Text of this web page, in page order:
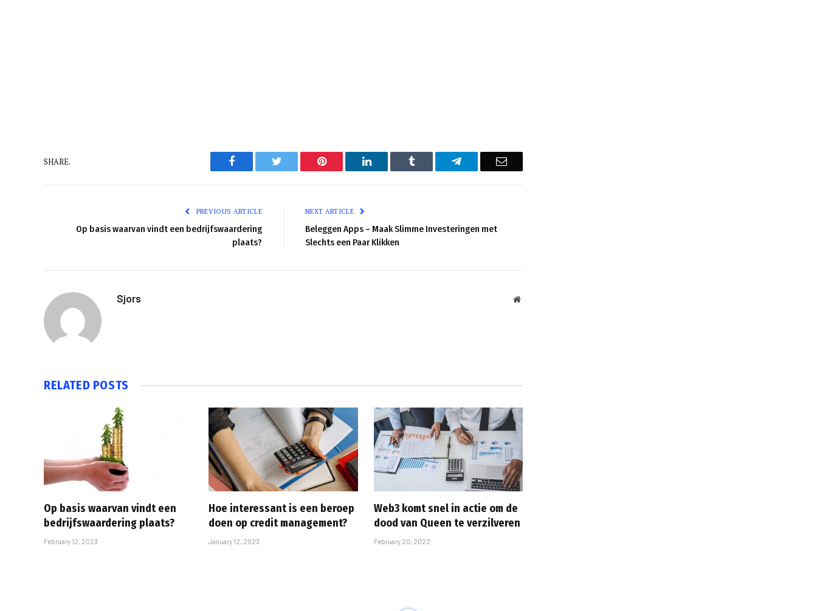
SHARE. Facebook Twitter Pinterest LinkedIn Tumblr Telegram Email
PREVIOUS ARTICLE
Op basis waarvan vindt een bedrijfswaardering
plaats?
NEXT ARTICLE
Beleggen Apps – Maak Slimme Investeringen met
Slechts een Paar Klikken
Sjors Website
RELATED POSTS
Op basis waarvan vindt een
bedrijfswaardering plaats?
February 12, 2023
Hoe interessant is een beroep
doen op credit management?
January 12, 2023
Web3 komt snel in actie om de
dood van Queen te verzilveren
February 20, 2022